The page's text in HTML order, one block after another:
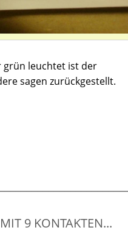
grün leuchtet ist der
sagen zurückgestellt.
9 KONTAKTEN...